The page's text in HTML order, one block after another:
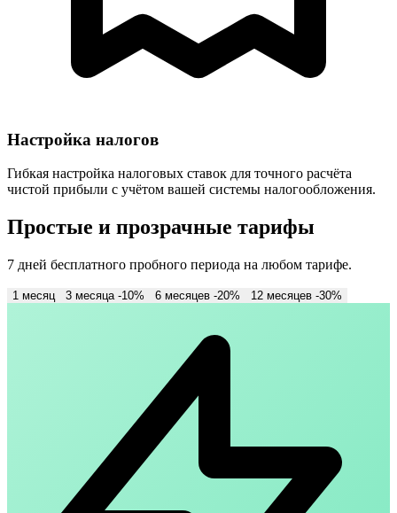
Настройка налогов
Гибкая настройка налоговых ставок для точного расчёта
чистой прибыли с учётом вашей системы налогообложения.
Простые и прозрачные тарифы
7 дней бесплатного пробного периода на любом тарифе.
1 месяц 3 месяца-10% 6 месяцев -20% 12 месяцев -30%